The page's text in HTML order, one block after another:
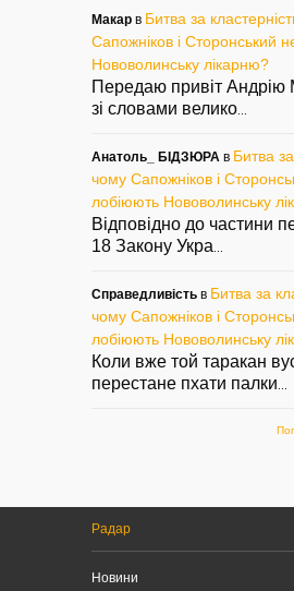
Макар в Битва за
Сапожніков і Сторонський
Нововолинську лікарню?
Передаю привіт Андрію
зі словами велико...
Анатоль_ БІДЗЮРА в Битва
чому Сапожніков і
лобіюють Нововолинську
Відповідно до частини
18 Закону Укра...
Справедливість в Битва за
чому Сапожніков і
лобіюють Нововолинську
Коли вже той таракан
перестане пхати палки...
Радар
Новини